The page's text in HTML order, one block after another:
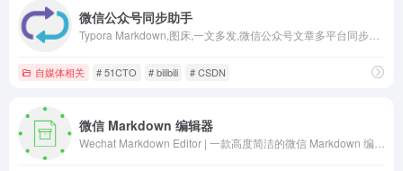
微信公众号同步助手
自媒体相关 # 51CTO # bilibili # CSDN
微信 Markdown 编辑器